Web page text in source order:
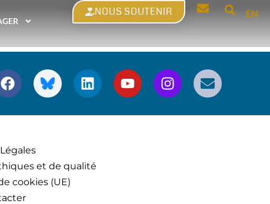
NOUS SOUTENIR EN
et de qualité
cookies (UE)